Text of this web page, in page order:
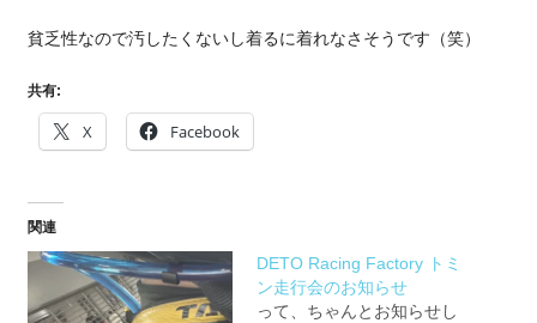
貧乏性なので汚したくないし着るに着れなさそうです（笑）
共有:
X Facebook
関連
DETO Racing Factory トミ
ン走行会のお知らせ
って、ちゃんとお知らせし